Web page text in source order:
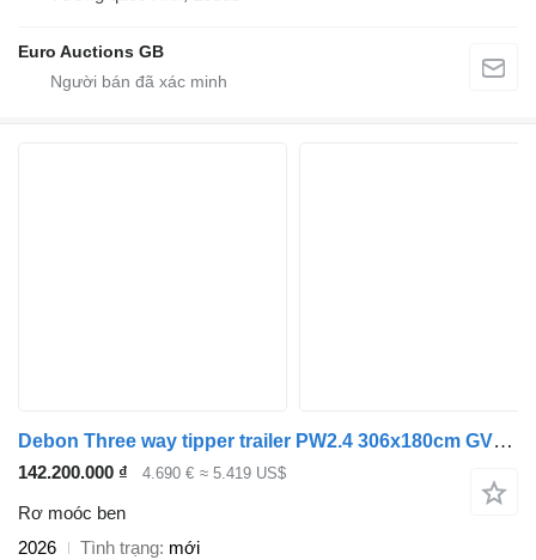
Euro Auctions GB
Debon Three way tipper trailer PW2.4 306x180cm GVW 2600kg
142.200.000 ₫ 4.690 € ≈ 5.419 US$
Rơ moóc ben
2026
Tình trạng mới